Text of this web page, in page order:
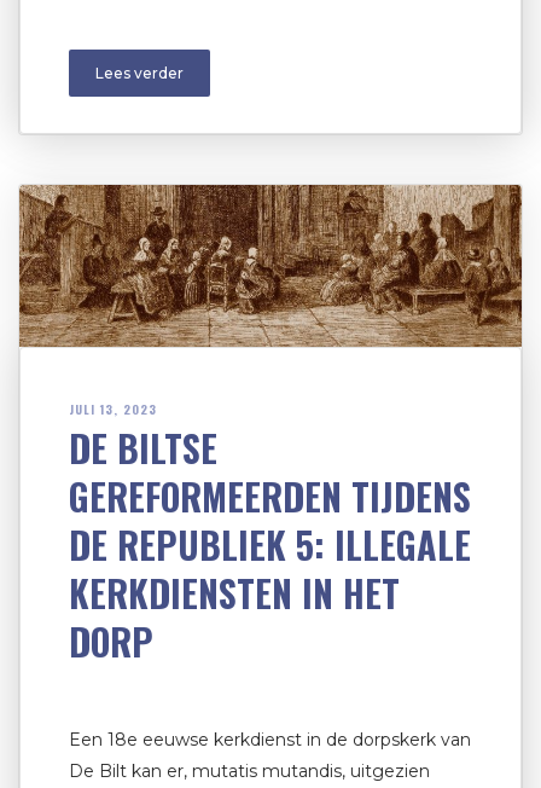
Lees verder
JULI 13, 2023
DE BILTSE
GEREFORMEERDEN TIJDENS
DE REPUBLIEK 5: ILLEGALE
KERKDIENSTEN IN HET
DORP
Een 18e eeuwse kerkdienst in de dorpskerk van
De Bilt kan er, mutatis mutandis, uitgezien